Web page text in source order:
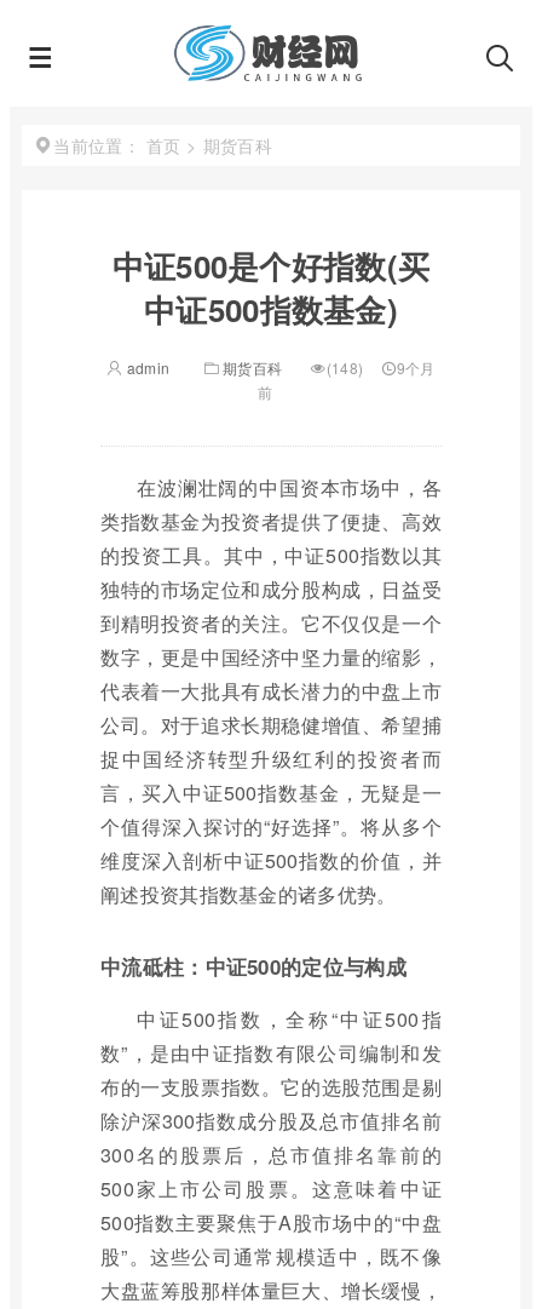
当前位置： 首页 > 期货百科
中证500是个好指数(买
中证500指数基金)
admin 期货百科 (148)
9个月
前
在波澜壮阔的中国资本市场中，各
类指数基金为投资者提供了便捷、高效
的投资工具。其中，中证500指数以其
独特的市场定位和成分股构成，日益受
到精明投资者的关注。它不仅仅是一个
数字，更是中国经济中坚力量的缩影，
代表着一大批具有成长潜力的中盘上市
公司。对于追求长期稳健增值、希望捕
捉中国经济转型升级红利的投资者而
言，买入中证500指数基金，无疑是一
个值得深入探讨的“好选择”。将从多个
维度深入剖析中证500指数的价值，并
阐述投资其指数基金的诸多优势。
中流砥柱：中证500的定位与构成
中证500指数，全称“中证500指
数”，是由中证指数有限公司编制和发
布的一支股票指数。它的选股范围是剔
除沪深300指数成分股及总市值排名前
300名的股票后，总市值排名靠前的
500家上市公司股票。这意味着中证
500指数主要聚焦于A股市场中的“中盘
股”。这些公司通常规模适中，既不像
大盘蓝筹股那样体量巨大、增长缓慢，